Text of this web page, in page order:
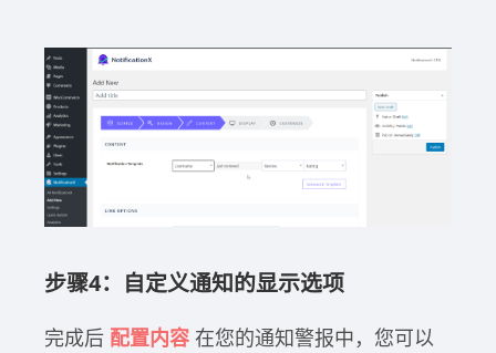
步骤4：自定义通知的显示选项
完成后 配置内容 在您的通知警报中，您可以